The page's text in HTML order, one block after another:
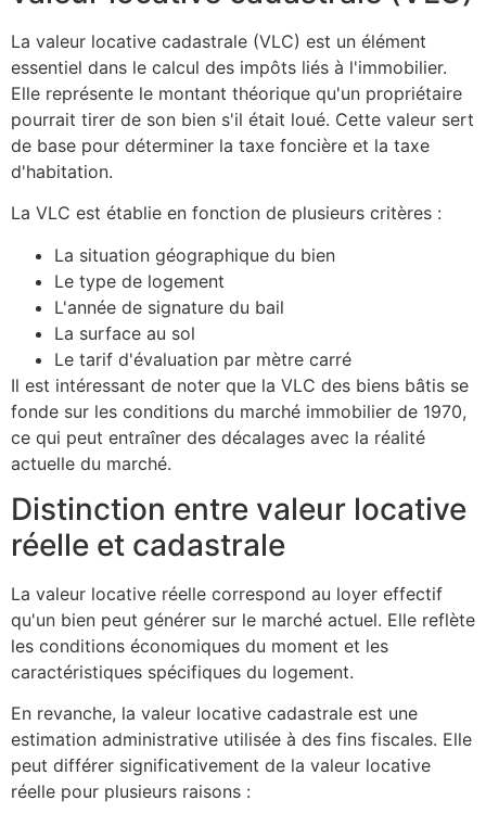
La valeur locative cadastrale (VLC) est un élément
essentiel dans le calcul des impôts liés à l'immobilier.
Elle représente le montant théorique qu'un propriétaire
pourrait tirer de son bien s'il était loué. Cette valeur sert
de base pour déterminer la taxe foncière et la taxe
d'habitation.
La VLC est établie en fonction de plusieurs critères :
La situation géographique du bien
Le type de logement
L'année de signature du bail
La surface au sol
Le tarif d'évaluation par mètre carré
Il est intéressant de noter que la VLC des biens bâtis se
fonde sur les conditions du marché immobilier de 1970,
ce qui peut entraîner des décalages avec la réalité
actuelle du marché.
Distinction entre valeur locative
réelle et cadastrale
La valeur locative réelle correspond au loyer effectif
qu'un bien peut générer sur le marché actuel. Elle reflète
les conditions économiques du moment et les
caractéristiques spécifiques du logement.
En revanche, la valeur locative cadastrale est une
estimation administrative utilisée à des fins fiscales. Elle
peut différer significativement de la valeur locative
réelle pour plusieurs raisons :